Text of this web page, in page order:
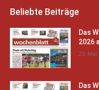
Beliebte Beiträge
Das
2026
23. Mai
Das